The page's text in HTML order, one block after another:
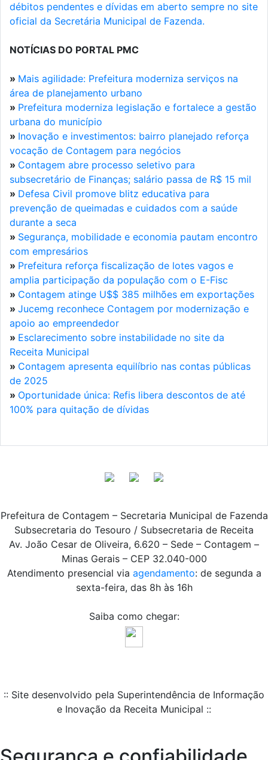
débitos pendentes e dívidas em aberto sempre no site
oficial da Secretária Municipal de Fazenda.
NOTÍCIAS DO PORTAL PMC
» Mais agilidade: Prefeitura moderniza serviços na
área de planejamento urbano
» Prefeitura moderniza legislação e fortalece a gestão
urbana do município
» Inovação e investimentos: bairro planejado reforça
vocação de Contagem para negócios
» Contagem abre processo seletivo para
subsecretário de Finanças; salário passa de R$ 15 mil
» Defesa Civil promove blitz educativa para
prevenção de queimadas e cuidados com a saúde
durante a seca
» Segurança, mobilidade e economia pautam encontro
com empresários
» Prefeitura reforça fiscalização de lotes vagos e
amplia participação da população com o E-Fisc
» Contagem atinge U$$ 385 milhões em exportações
» Jucemg reconhece Contagem por modernização e
apoio ao empreendedor
» Esclarecimento sobre instabilidade no site da
Receita Municipal
» Contagem apresenta equilíbrio nas contas públicas
de 2025
» Oportunidade única: Refis libera descontos de até
100% para quitação de dívidas
Prefeitura de Contagem – Secretaria Municipal de Fazenda
Subsecretaria do Tesouro / Subsecretaria de Receita
Av. João Cesar de Oliveira, 6.620 – Sede – Contagem –
Minas Gerais – CEP 32.040-000
Atendimento presencial via agendamento: de segunda a
sexta-feira, das 8h às 16h
Saiba como chegar:
:: Site desenvolvido pela Superintendência de Informação
e Inovação da Receita Municipal ::